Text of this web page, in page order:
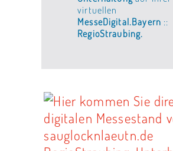
virtuellen
MesseDigital.Bayern ::
RegioStraubing.